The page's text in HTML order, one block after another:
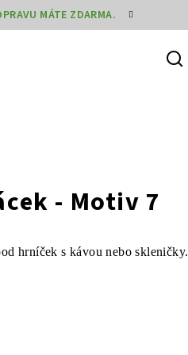
MÁTE ZDARMA.
- Motiv 7
hrníček s kávou nebo skleničky.